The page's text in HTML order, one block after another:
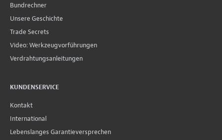
Bundrechner
Unsere Geschichte
Trade Secrets
Video: Werkzeugvorführungen
Verdrahtungsanleitungen
KUNDENSERVICE
Kontakt
International
Lebenslanges Garantieversprechen